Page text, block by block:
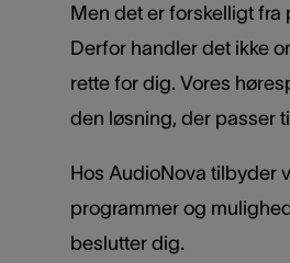
Men det er forskelligt fra
Derfor handler det ikke
rette for dig. Vores
den løsning, der passer
Hos AudioNova tilbyder
programmer og
beslutter dig.